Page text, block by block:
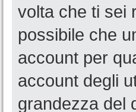
volta che ti sei
possibile che
account per
account degli
grandezza del